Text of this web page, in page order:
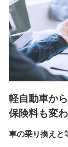
株式会社アシ
SBIいきいき
sedai.com/)
SBIペット少
ssi.co.jp/)
SBIリスタ少
(https://
スマートプラ
チューリッヒ
(https://
(https://
軽自動車か
保険料も変
車の乗り換えと